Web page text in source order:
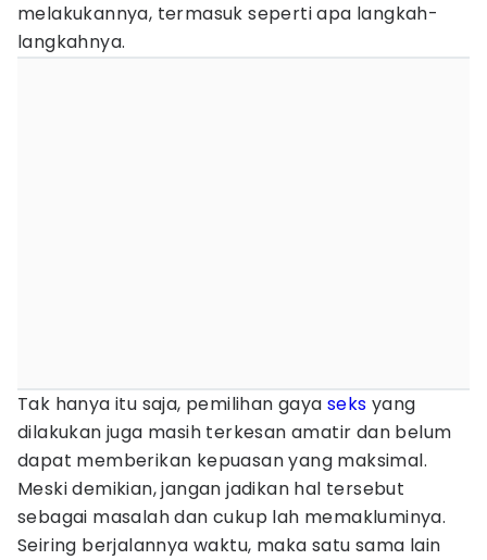
melakukannya, termasuk seperti apa langkah-
langkahnya.
Tak hanya itu saja, pemilihan gaya seks yang
dilakukan juga masih terkesan amatir dan belum
dapat memberikan kepuasan yang maksimal.
Meski demikian, jangan jadikan hal tersebut
sebagai masalah dan cukup lah memakluminya.
Seiring berjalannya waktu, maka satu sama lain